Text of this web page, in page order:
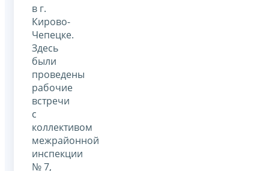
в г.
Кирово-
Чепецке.
Здесь
были
проведены
рабочие
встречи
с
коллективом
межрайонной
инспекции
№ 7,